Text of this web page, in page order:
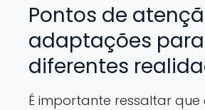
Pontos de
adaptações para
diferentes
É importante ressaltar que